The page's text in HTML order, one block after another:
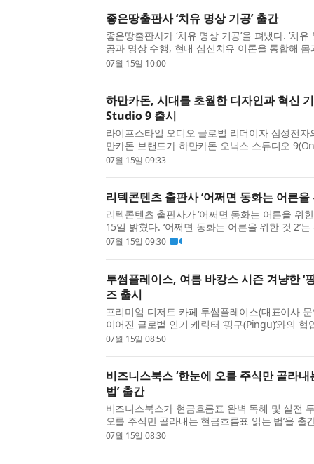
좋은땅출판사 ‘치유 명상 기공’ 출간
좋은땅출판사가 ‘치유 명상 기공’을 펴냈다. ‘치
공과 명상 수행, 현대 심신치유 이론을 통합해
의 균형 있는 회복을 돕는 통합치유 실천서다.
07월 15일 10:00
하만카돈, 시대를 초월한 디자인과 혁신
Studio 9 출시
라이프스타일 오디오 글로벌 리더이자 삼성전
만카돈 브랜드가 하만카돈 오닉스 스튜디오
한다. 새롭게 재해석된 하만카돈 Onyx Studio 9
07월 15일 09:33
리텍콘텐츠 출판사 ‘어쩌면 동화는 어른을
리텍콘텐츠 출판사가 ‘어쩌면 동화는 어른을 위
15일 밝혔다. ‘어쩌면 동화는 어른을 위한 것 2’
던 동화를 다시 펼쳐, 그 안에 숨어 있던 어른의
07월 15일 09:30
투썸플레이스, 여름 바캉스 시즌 겨냥한 ‘
즈 출시
프리미엄 디저트 카페 투썸플레이스(대표이사
이어진 글로벌 인기 캐릭터 ‘핑구(Pingu)’와의
격적인 여름 바캉스 시즌을 겨냥한 2차 한정판
07월 15일 08:50
비즈니스북스 ‘한눈에 오를 주식만 골라
법’ 출간
비즈니스북스가 현금흐름표 완벽 독해 및 실전
오를 주식만 골라내는 현금흐름표 읽는 법’을 출
반복되는 변동성 장세 속에서 어떤 기업은 크게
07월 15일 08:30